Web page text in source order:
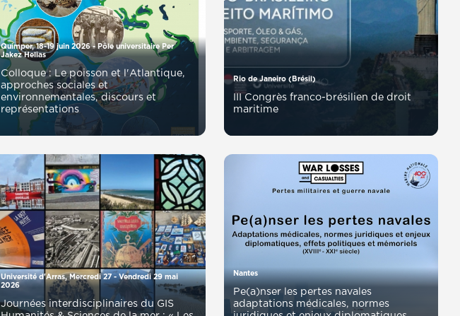
Quimper, 18-19 juin 2026 - Pôle universitaire Per
Jakez Helias
Colloque : Le poisson et l'Atlantique,
approches sociales et
environnementales, discours et
représentations
Rio de Janeiro (Brésil)
maritime
Université d'Arras, Mercredi 27 - Vendredi 29 mai
2026
Journées interdisciplinaires du GIS
Nantes
Pe(a)nser les pertes navales
adaptations médicales, normes